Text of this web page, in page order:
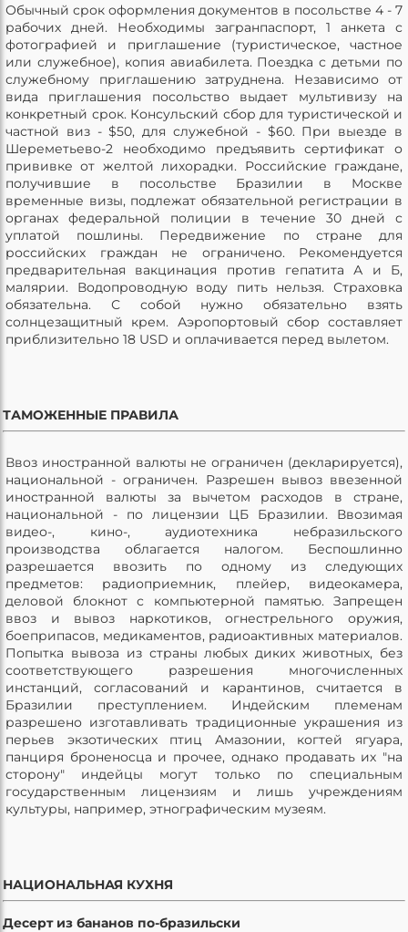
Обычный срок оформления документов в посольстве 4 - 7
рабочих дней. Необходимы загранпаспорт, 1 анкета с
фотографией и приглашение (туристическое, частное
или служебное), копия авиабилета. Поездка с детьми по
служебному приглашению затруднена. Независимо от
вида приглашения посольство выдает мультивизу на
конкретный срок. Консульский сбор для туристической и
частной виз - $50, для служебной - $60. При выезде в
Шереметьево-2 необходимо предъявить сертификат о
прививке от желтой лихорадки. Российские граждане,
получившие в посольстве Бразилии в Москве
временные визы, подлежат обязательной регистрации в
органах федеральной полиции в течение 30 дней с
уплатой пошлины. Передвижение по стране для
российских граждан не ограничено. Рекомендуется
предварительная вакцинация против гепатита А и Б,
малярии. Водопроводную воду пить нельзя. Страховка
обязательна. С собой нужно обязательно взять
солнцезащитный крем. Аэропортовый сбор составляет
приблизительно 18 USD и оплачивается перед вылетом.
ТАМОЖЕННЫЕ ПРАВИЛА
Ввоз иностранной валюты не ограничен (декларируется),
национальной - ограничен. Разрешен вывоз ввезенной
иностранной валюты за вычетом расходов в стране,
национальной - по лицензии ЦБ Бразилии. Ввозимая
видео-, кино-, аудиотехника небразильского
производства облагается налогом. Беспошлинно
разрешается ввозить по одному из следующих
предметов: радиоприемник, плейер, видеокамера,
деловой блокнот с компьютерной памятью. Запрещен
ввоз и вывоз наркотиков, огнестрельного оружия,
боеприпасов, медикаментов, радиоактивных материалов.
Попытка вывоза из страны любых диких животных, без
соответствующего разрешения многочисленных
инстанций, согласований и карантинов, считается в
Бразилии преступлением. Индейским племенам
разрешено изготавливать традиционные украшения из
перьев экзотических птиц Амазонии, когтей ягуара,
панциря броненосца и прочее, однако продавать их "на
сторону" индейцы могут только по специальным
государственным лицензиям и лишь учреждениям
культуры, например, этнографическим музеям.
НАЦИОНАЛЬНАЯ КУХНЯ
Десерт из бананов по-бразильски